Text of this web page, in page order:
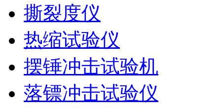
撕裂度仪
热缩试验仪
摆锤冲击试验机
落镖冲击试验仪